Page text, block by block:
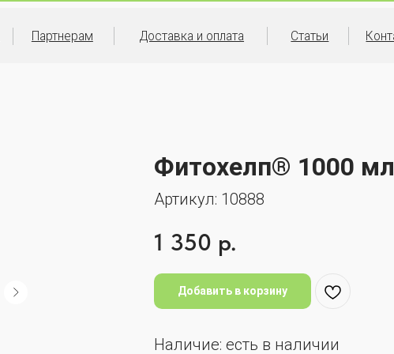
Контакты
Статьи
Доставка и оплата
Партнерам
Фитохелп® 1000 мл
Артикул: 10888
1 350 р.
Добавить в корзину
Наличие: есть в наличии